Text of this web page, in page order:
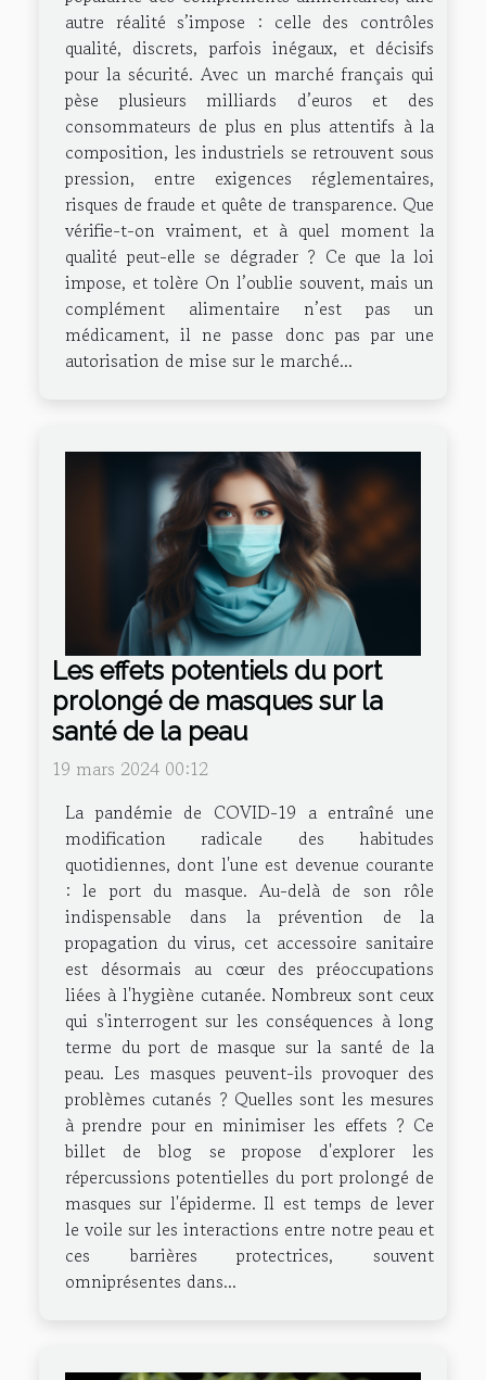
autre réalité s’impose : celle des contrôles
qualité, discrets, parfois inégaux, et décisifs
pour la sécurité. Avec un marché français qui
pèse plusieurs milliards d’euros et des
consommateurs de plus en plus attentifs à la
composition, les industriels se retrouvent sous
pression, entre exigences réglementaires,
risques de fraude et quête de transparence. Que
vérifie-t-on vraiment, et à quel moment la
qualité peut-elle se dégrader ? Ce que la loi
impose, et tolère On l’oublie souvent, mais un
complément alimentaire n’est pas un
médicament, il ne passe donc pas par une
autorisation de mise sur le marché...
Les effets potentiels du port
prolongé de masques sur la
santé de la peau
19 mars 2024 00:12
La pandémie de COVID-19 a entraîné une
modification radicale des habitudes
quotidiennes, dont l'une est devenue courante
: le port du masque. Au-delà de son rôle
indispensable dans la prévention de la
propagation du virus, cet accessoire sanitaire
est désormais au cœur des préoccupations
liées à l'hygiène cutanée. Nombreux sont ceux
qui s'interrogent sur les conséquences à long
terme du port de masque sur la santé de la
peau. Les masques peuvent-ils provoquer des
problèmes cutanés ? Quelles sont les mesures
à prendre pour en minimiser les effets ? Ce
billet de blog se propose d'explorer les
répercussions potentielles du port prolongé de
masques sur l'épiderme. Il est temps de lever
le voile sur les interactions entre notre peau et
ces barrières protectrices, souvent
omniprésentes dans...